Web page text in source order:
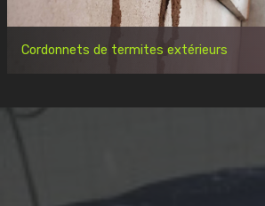
Cordonnets de termites extérieurs